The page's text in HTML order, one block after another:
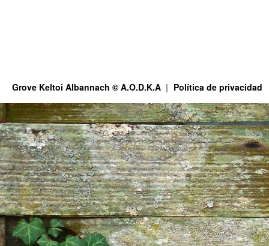
Grove Keltoi Albannach © A.O.D.K.A Política de privacidad
This site is